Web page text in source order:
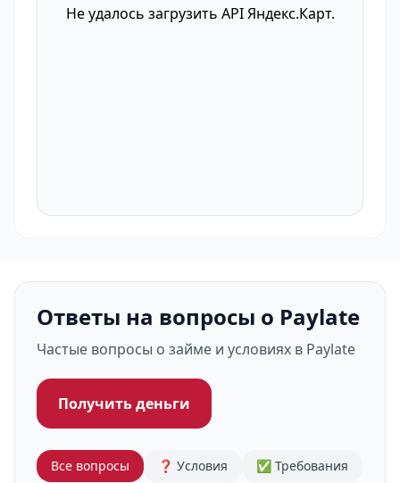
Не удалось загрузить API Яндекс.Карт.
Ответы на вопросы о Paylate
Частые вопросы о займе и условиях в Paylate
Получить деньги
Все вопросы ❓ Условия
✅ Требования